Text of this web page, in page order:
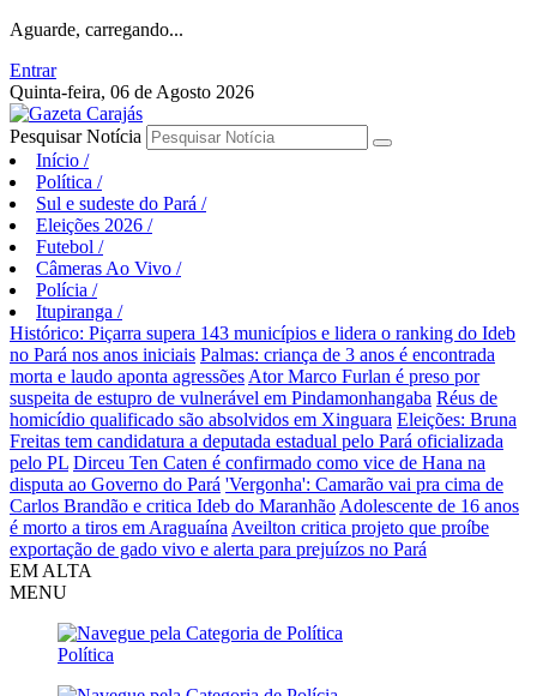
Aguarde, carregando...
Entrar
Quinta-feira, 06 de Agosto 2026
Pesquisar Notícia
Início /
Política /
Sul e sudeste do Pará /
Eleições 2026 /
Futebol /
Câmeras Ao Vivo /
Polícia /
Itupiranga /
Histórico: Piçarra supera 143 municípios e lidera o ranking do Ideb
no Pará nos anos iniciais Palmas: criança de 3 anos é encontrada
morta e laudo aponta agressões Ator Marco Furlan é preso por
suspeita de estupro de vulnerável em Pindamonhangaba Réus de
homicídio qualificado são absolvidos em Xinguara Eleições: Bruna
Freitas tem candidatura a deputada estadual pelo Pará oficializada
pelo PL Dirceu Ten Caten é confirmado como vice de Hana na
disputa ao Governo do Pará 'Vergonha': Camarão vai pra cima de
Carlos Brandão e critica Ideb do Maranhão Adolescente de 16 anos
é morto a tiros em Araguaína Aveilton critica projeto que proíbe
exportação de gado vivo e alerta para prejuízos no Pará
EM ALTA
MENU
Política